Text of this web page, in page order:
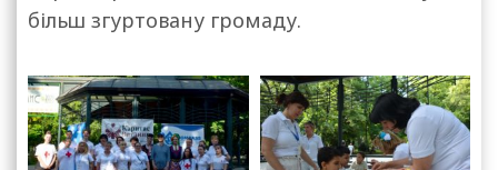
більш згуртовану громаду.